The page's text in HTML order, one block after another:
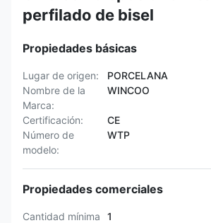
perfilado de bisel
Propiedades básicas
Lugar de origen:
PORCELANA
Nombre de la
Marca:
WINCOO
Certificación:
CE
Número de
modelo:
WTP
Propiedades comerciales
Cantidad mínima
1